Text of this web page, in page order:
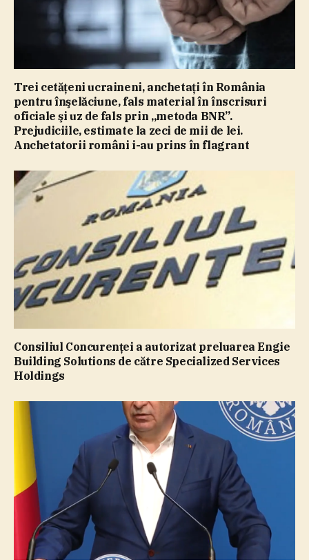
Trei cetăţeni ucraineni, anchetaţi în România
pentru înşelăciune, fals material în înscrisuri
oficiale şi uz de fals prin „metoda BNR”.
Prejudiciile, estimate la zeci de mii de lei.
Anchetatorii români i-au prins în flagrant
Consiliul Concurenţei a autorizat preluarea Engie
Building Solutions de către Specialized Services
Holdings